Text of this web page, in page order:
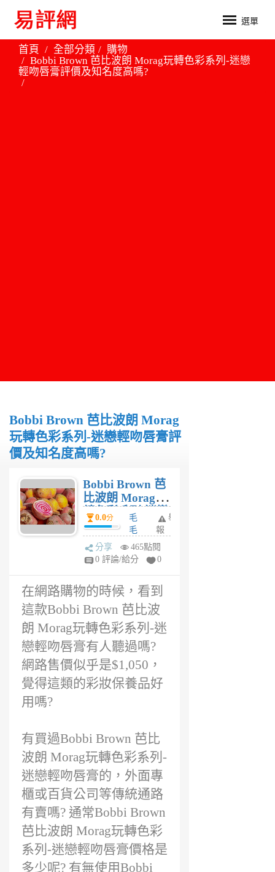
選單
首頁 全部分類
購物
Bobbi Brown 芭比波朗 Morag玩轉色彩系列-迷戀
輕吻唇膏評價及知名度高嗎?
Bobbi Brown 芭比波朗 Morag
玩轉色彩系列-迷戀輕吻唇膏評
價及知名度高嗎?
Bobbi Brown 芭
比波朗 Morag玩
轉色彩系列-迷戀
輕吻唇膏評價及
知名度高嗎?
0.0分
毛
毛
妹
2
舉
報
分享
465點閱
0 評論/給分
0
在網路購物的時候，看到
這款Bobbi Brown 芭比波
朗 Morag玩轉色彩系列-迷
戀輕吻唇膏有人聽過嗎?
網路售價似乎是$1,050，
覺得這類的彩妝保養品好
用嗎?
有買過Bobbi Brown 芭比
波朗 Morag玩轉色彩系列-
迷戀輕吻唇膏的，外面專
櫃或百貨公司等傳統通路
有賣嗎? 通常Bobbi Brown
芭比波朗 Morag玩轉色彩
系列-迷戀輕吻唇膏價格是
多少呢? 有無使用Bobbi